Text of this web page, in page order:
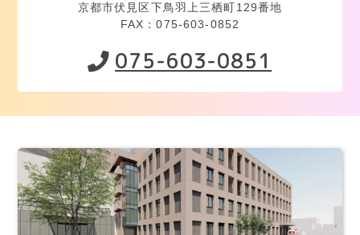
京都市伏見区下鳥羽上三栖町129番地
FAX：075-603-0852
075-603-0851